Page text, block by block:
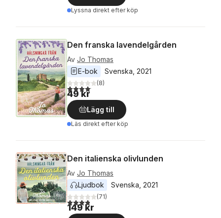
Lyssna direkt efter köp
Den franska lavendelgården
Av Jo Thomas
E-bok
Svenska 2021
4,1utav 5 stjärnor. Totalt antal röster:
(8)
49 kr
Lägg till
Läs direkt efter köp
Den italienska olivlunden
Av Jo Thomas
Ljudbok
Svenska 2021
3,8utav 5 stjärnor. Totalt antal röster:
(71)
149 kr